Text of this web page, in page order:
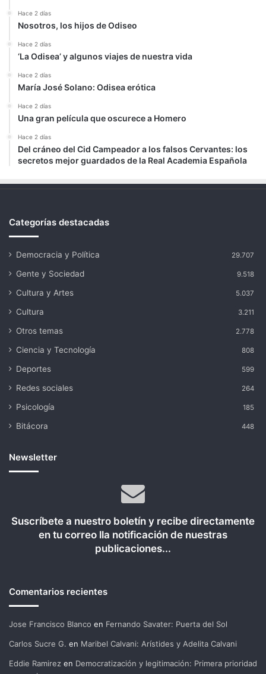
Hace 2 días
Nosotros, los hijos de Odiseo
Hace 2 días
‘La Odisea’ y algunos viajes de nuestra vida
Hace 2 días
María José Solano: Odisea erótica
Hace 2 días
Una gran película que oscurece a Homero
Hace 2 días
Del cráneo del Cid Campeador a los falsos Cervantes: los
secretos mejor guardados de la Real Academia Española
Categorías destacadas
Democracia y Política 29.707
Gente y Sociedad 9.518
Cultura y Artes 5.037
Cultura 3.211
Otros temas 2.778
Ciencia y Tecnología 808
Deportes 599
Redes sociales 264
Psicología 185
Bitácora 448
Newsletter
Suscríbete a nuestro boletín y recibe directamente
en tu correo lla notificación de nuestras
publicaciones...
Comentarios recientes
Jose Francisco Blanco en Fernando Savater: Puerta del Sol
Carlos Sucre G. en Maribel Calvani: Arístides y Adelita Calvani
Eddie Ramirez en Democratización y legitimación: Primera prioridad